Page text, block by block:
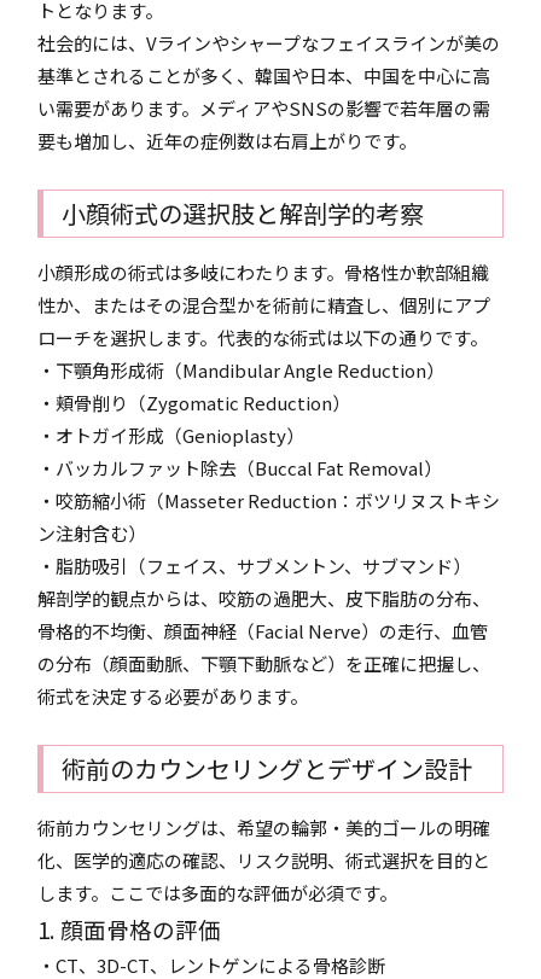
トとなります。
社会的には、Vラインやシャープなフェイスラインが美の
基準とされることが多く、韓国や日本、中国を中心に高
い需要があります。メディアやSNSの影響で若年層の需
要も増加し、近年の症例数は右肩上がりです。
小顔術式の選択肢と解剖学的考察
小顔形成の術式は多岐にわたります。骨格性か軟部組織
性か、またはその混合型かを術前に精査し、個別にアプ
ローチを選択します。代表的な術式は以下の通りです。
・下顎角形成術（Mandibular Angle Reduction）
・頬骨削り（Zygomatic Reduction）
・オトガイ形成（Genioplasty）
・バッカルファット除去（Buccal Fat Removal）
・咬筋縮小術（Masseter Reduction：ボツリヌストキシ
ン注射含む）
・脂肪吸引（フェイス、サブメントン、サブマンド）
解剖学的観点からは、咬筋の過肥大、皮下脂肪の分布、
骨格的不均衡、顔面神経（Facial Nerve）の走行、血管
の分布（顔面動脈、下顎下動脈など）を正確に把握し、
術式を決定する必要があります。
術前のカウンセリングとデザイン設計
術前カウンセリングは、希望の輪郭・美的ゴールの明確
化、医学的適応の確認、リスク説明、術式選択を目的と
します。ここでは多面的な評価が必須です。
1. 顔面骨格の評価
・CT、3D-CT、レントゲンによる骨格診断